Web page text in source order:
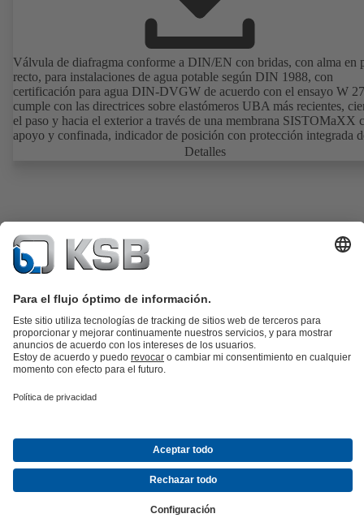
Válvula de diafragma conforme a DIN/EN con bridas, con alma en
recto, para instalaciones de agua potable según DIN 1988, con
certificación para agua DIN-DVGW de acuerdo con el ensayo W
cumple con las directrices sobre elastómeros UBA más recientes,
el paso y hacia el exterior a través de una membrana SISTOMaXX
apoyo y confinada, indicador de posición con protección integrada
husillo, los componentes funcionales sin contacto con el fluido de
Detalles
SERIE 2000
Documentos
fundición con grafito laminar, fundición nodular, acero o acero
cierre del eje de metal-elastómero o de metal-metal, sin
conexiones según EN, ASME o JIS.
Detalles